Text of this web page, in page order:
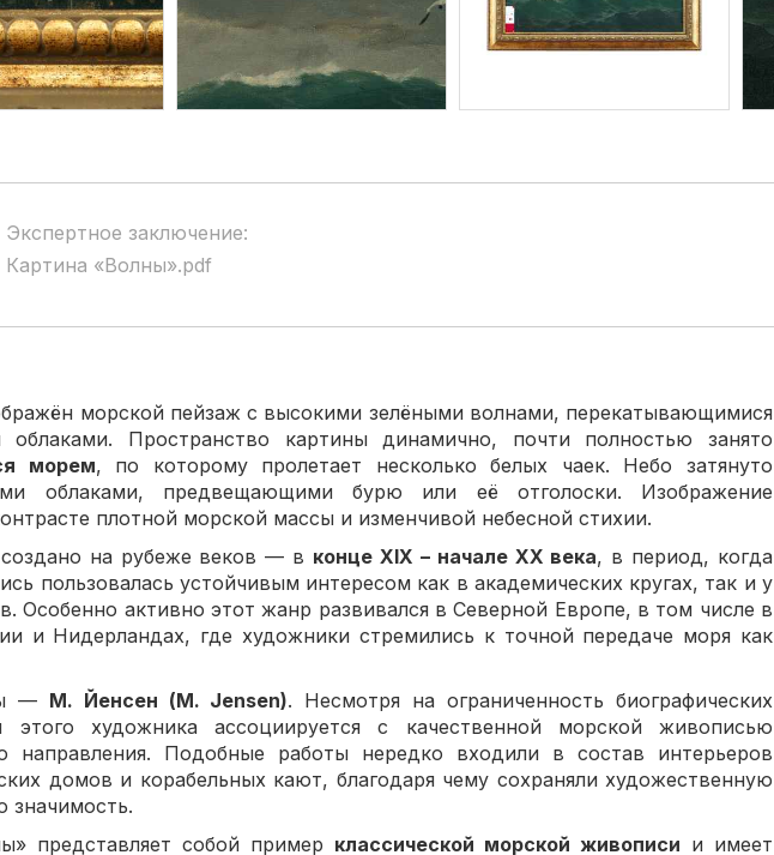
Экспертное заключение:
Картина «Волны».pdf
морской пейзаж с высокими зелёными волнами, перекатывающимися
Пространство картины динамично, почти полностью занято
морем, по которому пролетает несколько белых чаек. Небо затянуто
облаками, предвещающими бурю или её отголоски. Изображение
плотной морской массы и изменчивой небесной стихии.
на рубеже веков — в конце XIX – начале XX века, в период, когда
пользовалась устойчивым интересом как в академических кругах, так и у
Особенно активно этот жанр развивался в Северной Европе, в том числе в
и Нидерландах, где художники стремились к точной передаче моря как
— М. Йенсен (M. Jensen). Несмотря на ограниченность биографических
этого художника ассоциируется с качественной морской живописью
направления. Подобные работы нередко входили в состав интерьеров
домов и корабельных кают, благодаря чему сохраняли художественную
значимость.
представляет собой пример классической морской живописи и имеет